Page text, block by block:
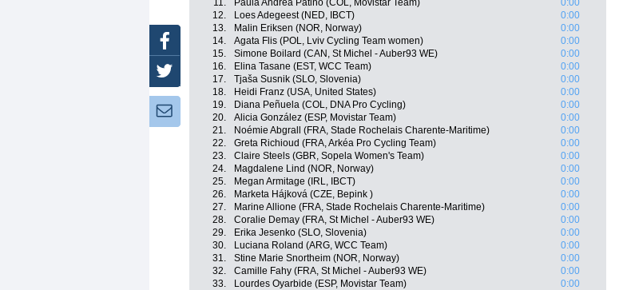
11.
Paula Andrea Patiño (COL, Movistar Team)
0:00
12.
Loes Adegeest (NED, IBCT)
0:00
13.
Malin Eriksen (NOR, Norway)
0:00
14.
Agata Flis (POL, Lviv Cycling Team women)
0:00
15.
Simone Boilard (CAN, St Michel - Auber93 WE)
0:00
16.
Elina Tasane (EST, WCC Team)
0:00
17.
Tjaša Susnik (SLO, Slovenia)
0:00
18.
Heidi Franz (USA, United States)
0:00
19.
Diana Peñuela (COL, DNA Pro Cycling)
0:00
20.
Alicia González (ESP, Movistar Team)
0:00
21.
Noémie Abgrall (FRA, Stade Rochelais Charente-Maritime)
0:00
22.
Greta Richioud (FRA, Arkéa Pro Cycling Team)
0:00
23.
Claire Steels (GBR, Sopela Women's Team)
0:00
24.
Magdalene Lind (NOR, Norway)
0:00
25.
Megan Armitage (IRL, IBCT)
0:00
26.
Marketa Hájková (CZE, Bepink )
0:00
27.
Marine Allione (FRA, Stade Rochelais Charente-Maritime)
0:00
28.
Coralie Demay (FRA, St Michel - Auber93 WE)
0:00
29.
Erika Jesenko (SLO, Slovenia)
0:00
30.
Luciana Roland (ARG, WCC Team)
0:00
31.
Stine Marie Snortheim (NOR, Norway)
0:00
32.
Camille Fahy (FRA, St Michel - Auber93 WE)
0:00
33.
Lourdes Oyarbide (ESP, Movistar Team)
0:00
Facebook
Twitter
Newsletter: